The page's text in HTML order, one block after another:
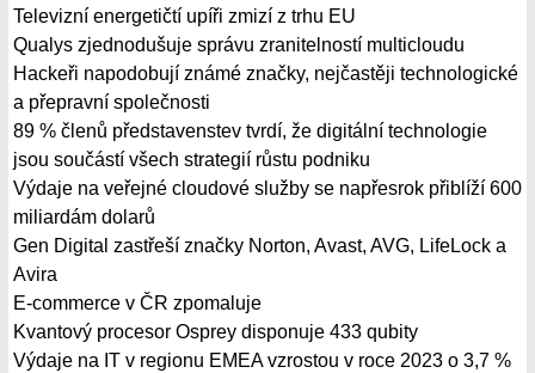
Televizní energetičtí upíři zmizí z trhu EU
Qualys zjednodušuje správu zranitelností multicloudu
Hackeři napodobují známé značky, nejčastěji technologické
a přepravní společnosti
89 % členů představenstev tvrdí, že digitální technologie
jsou součástí všech strategií růstu podniku
Výdaje na veřejné cloudové služby se napřesrok přiblíží 600
miliardám dolarů
Gen Digital zastřeší značky Norton, Avast, AVG, LifeLock a
Avira
E-commerce v ČR zpomaluje
Kvantový procesor Osprey disponuje 433 qubity
Výdaje na IT v regionu EMEA vzrostou v roce 2023 o 3,7 %